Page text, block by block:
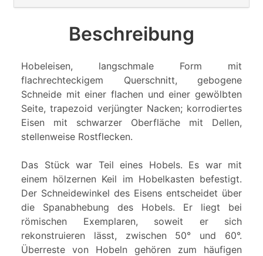
Beschreibung
Hobeleisen, langschmale Form mit
flachrechteckigem Querschnitt, gebogene
Schneide mit einer flachen und einer gewölbten
Seite, trapezoid verjüngter Nacken; korrodiertes
Eisen mit schwarzer Oberfläche mit Dellen,
stellenweise Rostflecken.
Das Stück war Teil eines Hobels. Es war mit
einem hölzernen Keil im Hobelkasten befestigt.
Der Schneidewinkel des Eisens entscheidet über
die Spanabhebung des Hobels. Er liegt bei
römischen Exemplaren, soweit er sich
rekonstruieren lässt, zwischen 50° und 60°.
Überreste von Hobeln gehören zum häufigen